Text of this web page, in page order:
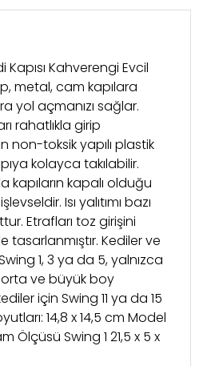
Kapısı Kahverengi Evcil
metal, cam kapılara
yol açmanızı sağlar.
rahatlıkla girip
non-toksik yapılı plastik
kolayca takılabilir.
kapıların kapalı olduğu
Isı yalıtımı bazı
Etrafları toz girişini
tasarlanmıştır. Kediler ve
1, 3 ya da 5, yalnızca
orta ve büyük boy
için Swing 11 ya da 15
14,8 x 14,5 cm Model
Ölçüsü Swing 1 21,5 x 5 x